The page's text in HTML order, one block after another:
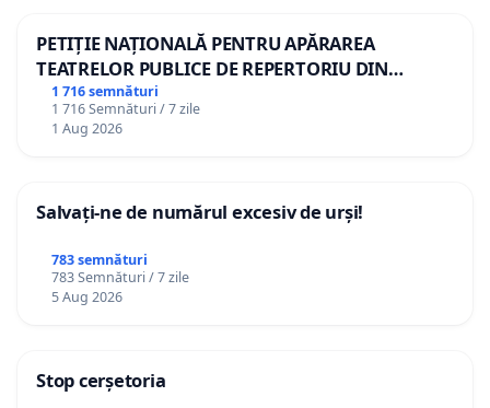
PETIȚIE NAȚIONALĂ PENTRU APĂRAREA
TEATRELOR PUBLICE DE REPERTORIU DIN
ROMÂNIA
1 716 semnături
1 716 Semnături / 7 zile
1 Aug 2026
Salvați-ne de numărul excesiv de urși!
783 semnături
783 Semnături / 7 zile
5 Aug 2026
Stop cerșetoria